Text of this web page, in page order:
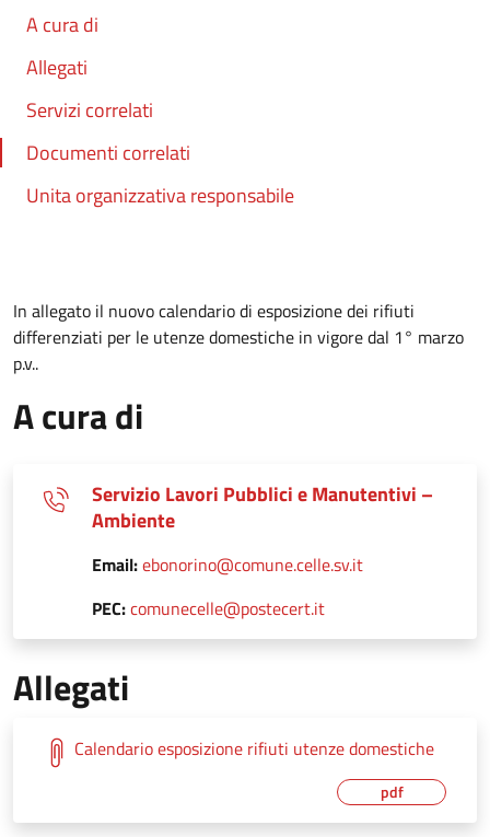
A cura di
Allegati
Servizi correlati
Documenti correlati
Unita organizzativa responsabile
In allegato il nuovo calendario di esposizione dei rifiuti
differenziati per le utenze domestiche in vigore dal 1° marzo
p.v..
A cura di
Servizio Lavori Pubblici e Manutentivi –
Ambiente
Email:ebonorino@comune.celle.sv.it
PEC:comunecelle@postecert.it
Allegati
Calendario esposizione rifiuti utenze domestiche
pdf